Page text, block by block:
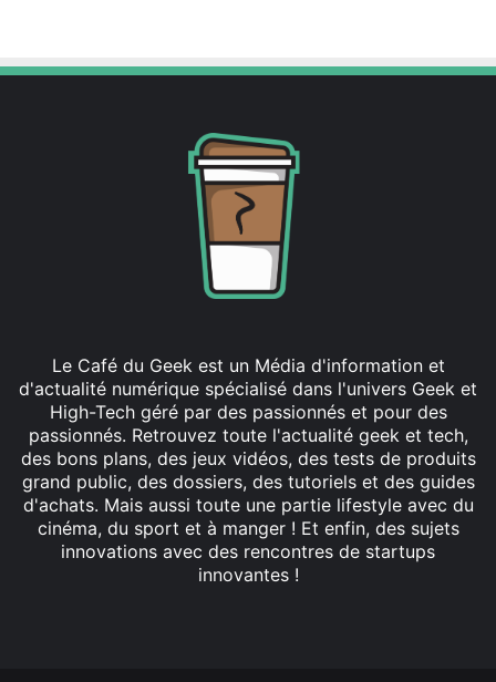
Le Café du Geek est un Média d'information et
d'actualité numérique spécialisé dans l'univers Geek et
High-Tech géré par des passionnés et pour des
passionnés. Retrouvez toute l'actualité geek et tech,
des bons plans, des jeux vidéos, des tests de produits
grand public, des dossiers, des tutoriels et des guides
d'achats. Mais aussi toute une partie lifestyle avec du
cinéma, du sport et à manger ! Et enfin, des sujets
innovations avec des rencontres de startups
innovantes !